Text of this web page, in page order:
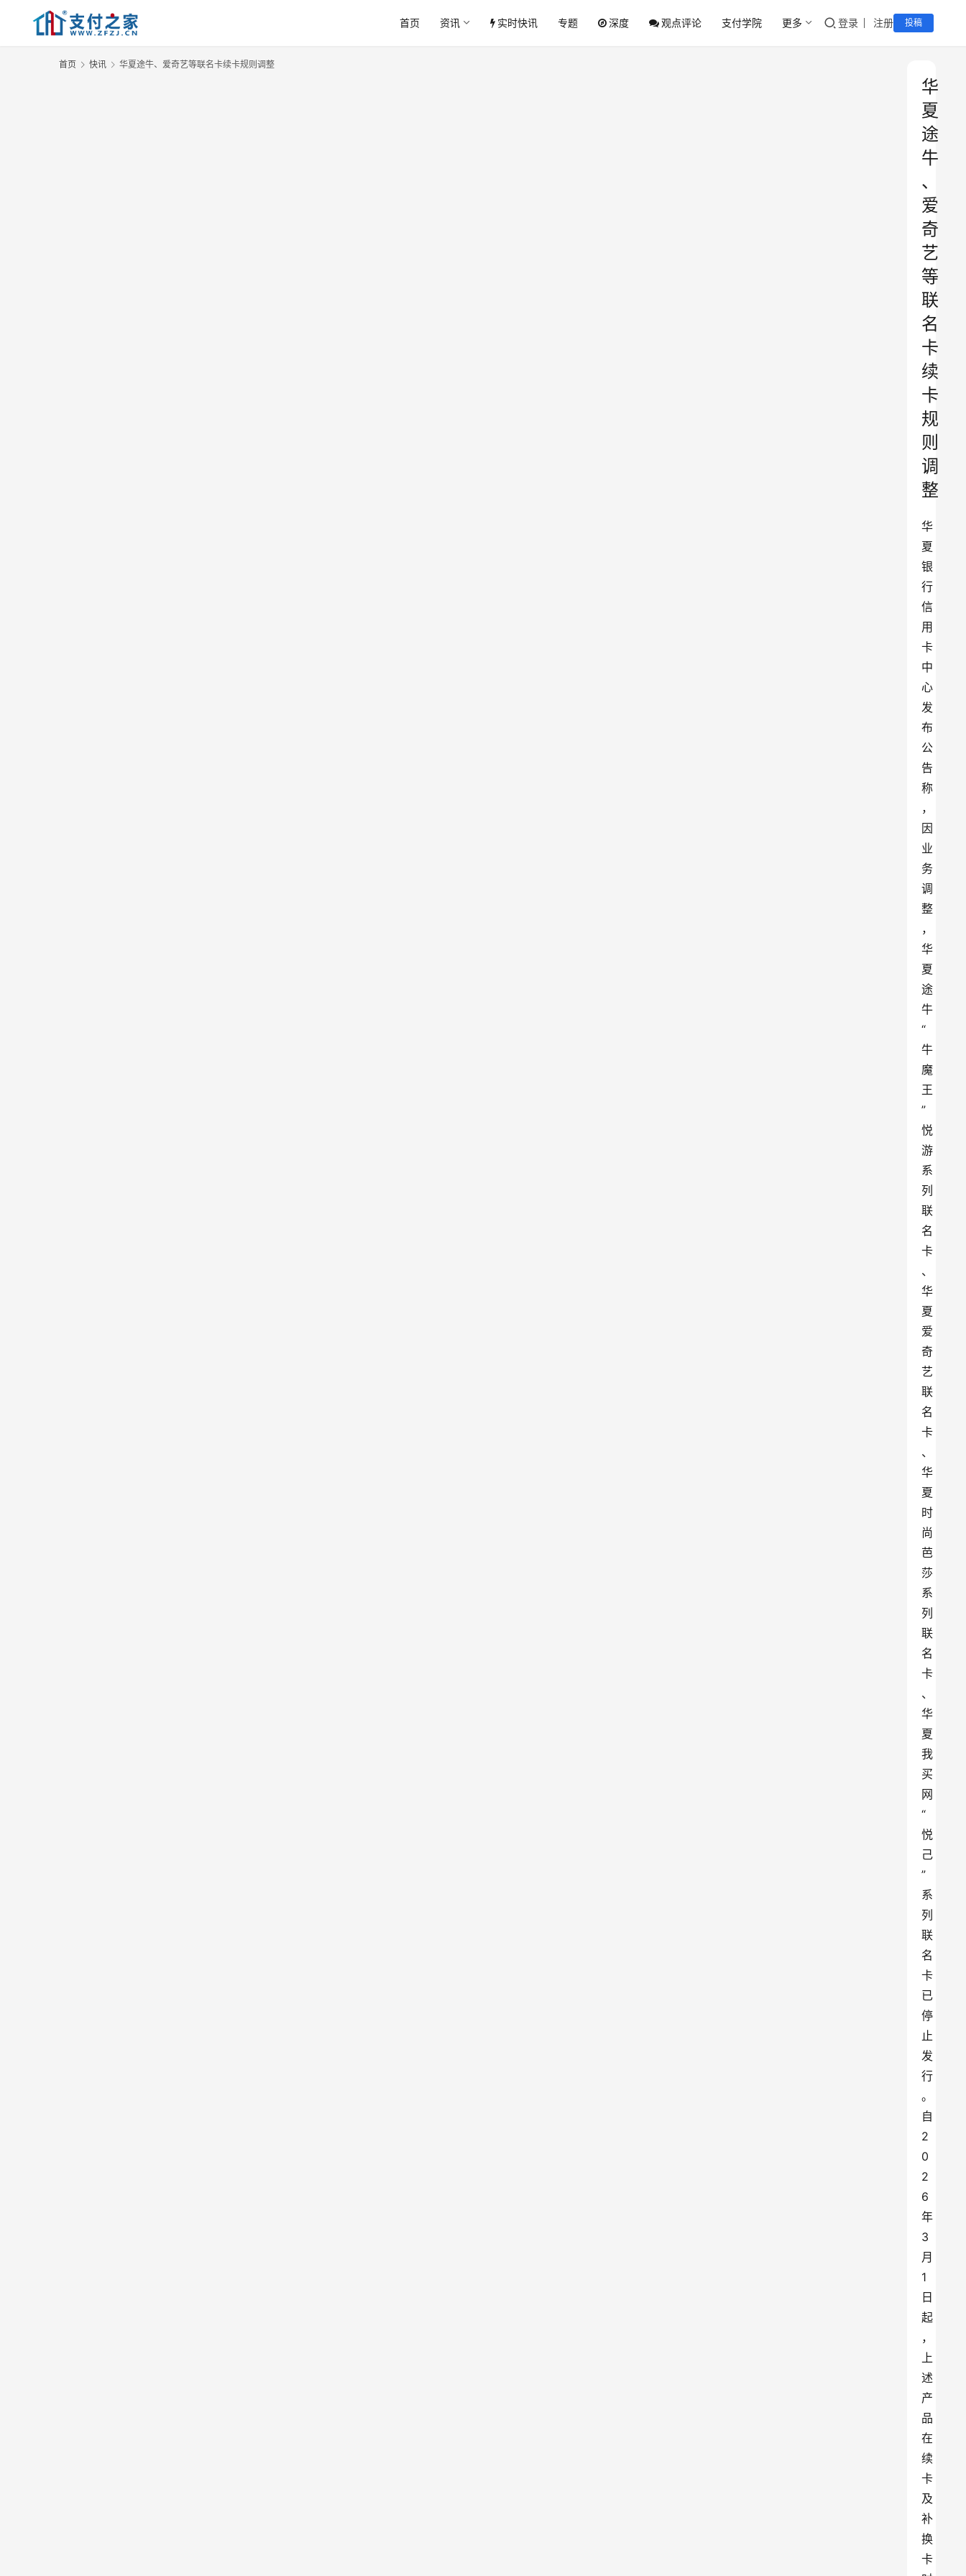
首页 资讯 实时快讯 专题 深度 观点评论 支付学院 更多 登录 注册 投稿
首页 快讯 华夏途牛、爱奇艺等联名卡续卡规则调整
华
夏
途
牛
、
爱
奇
艺
等
联
名
卡
续
卡
规
则
调
整
华
夏
银
行
信
用
卡
中
心
发
布
公
告
称
，
因
业
务
调
整
，
华
夏
途
牛
“
牛
魔
王
”
悦
游
系
列
联
名
卡
、
华
夏
爱
奇
艺
联
名
卡
、
华
夏
时
尚
芭
莎
系
列
联
名
卡
、
华
夏
我
买
网
“
悦
己
”
系
列
联
名
卡
已
停
止
发
行
。
自
2
0
2
6
年
3
月
1
日
起
，
上
述
产
品
在
续
卡
及
补
换
卡